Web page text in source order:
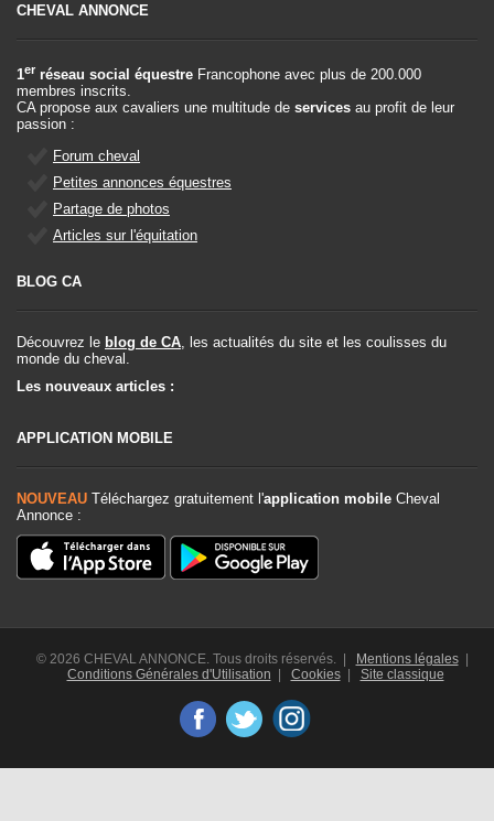
CHEVAL ANNONCE
1er réseau social équestre Francophone avec plus de 200.000
membres inscrits.
CA propose aux cavaliers une multitude de services au profit de leur
passion :
Forum cheval
Petites annonces équestres
Partage de photos
Articles sur l'équitation
BLOG CA
Découvrez le blog de CA, les actualités du site et les coulisses du
monde du cheval.
Les nouveaux articles :
APPLICATION MOBILE
NOUVEAU Téléchargez gratuitement l'application mobile Cheval
Annonce :
© 2026 CHEVAL ANNONCE. Tous droits réservés. | Mentions légales|
Conditions Générales d'Utilisation
Cookies| Site classique